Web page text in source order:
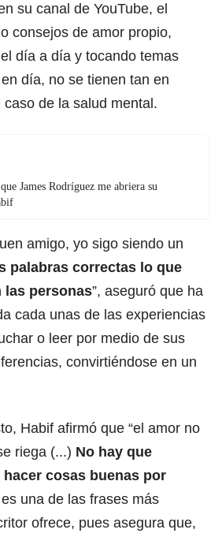
su canal de YouTube, el
consejos de amor propio,
día a día y tocando temas
día, no se tienen tan en
de la salud mental.
James Rodríguez me abriera su
amigo, yo sigo siendo un
palabras correctas lo que
las personas”, aseguró que ha
cada unas de las experiencias
o leer por medio de sus
convirtiéndose en un
Habif afirmó que “el amor no
riega (...) No hay que
cosas buenas por
es una de las frases más
ofrece, pues asegura que,